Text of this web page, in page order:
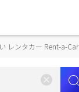
レンタカー Rent-a-Car